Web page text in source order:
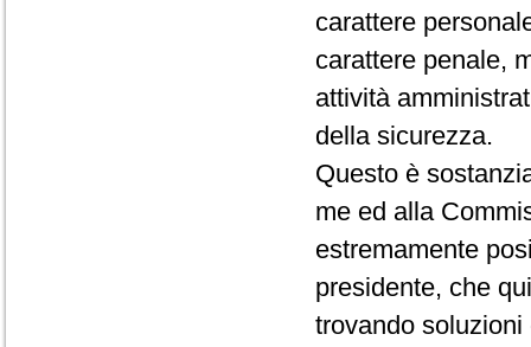
carattere
carattere penale,
attività
della sicurezza.
Questo è
me ed alla
estremamente
presidente, che
trovando